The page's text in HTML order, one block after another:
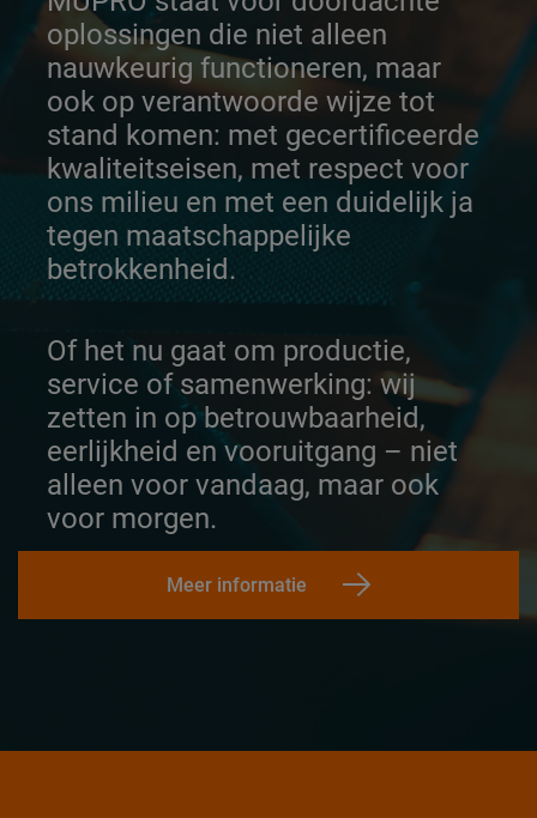
oplossingen die niet alleen
nauwkeurig functioneren, maar
ook op verantwoorde wijze tot
stand komen: met gecertificeerde
kwaliteitseisen, met respect voor
ons milieu en met een duidelijk ja
tegen maatschappelijke
betrokkenheid.
Of het nu gaat om productie,
service of samenwerking: wij
zetten in op betrouwbaarheid,
eerlijkheid en vooruitgang – niet
alleen voor vandaag, maar ook
voor morgen.
Meer informatie